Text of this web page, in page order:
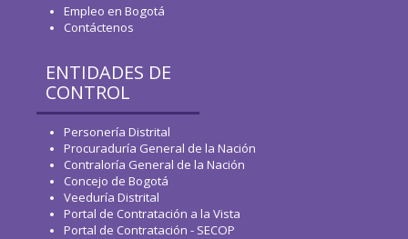
Empleo en Bogotá
Contáctenos
ENTIDADES DE
CONTROL
Personería Distrital
Procuraduría General de la Nación
Contraloría General de la Nación
Concejo de Bogotá
Veeduría Distrital
Portal de Contratación a la Vista
Portal de Contratación - SECOP